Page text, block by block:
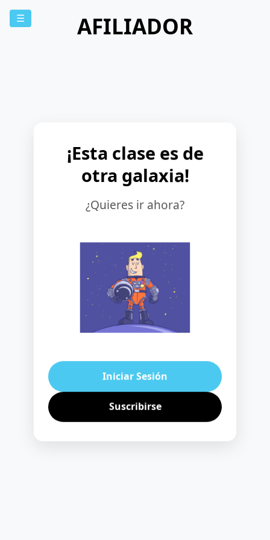
☰ AFILIADOR
¡Esta clase es de
otra galaxia!
¿Quieres ir ahora?
Iniciar Sesión
Suscribirse